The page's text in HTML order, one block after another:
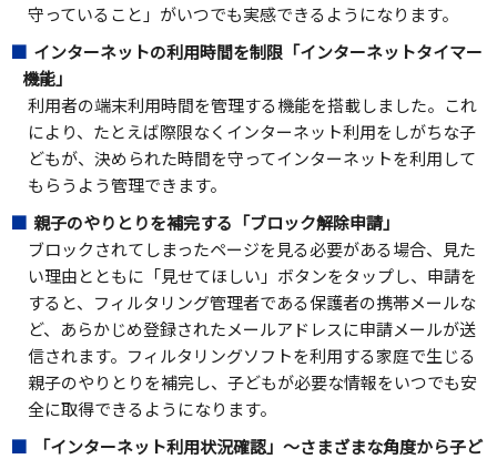
守っていること」がいつでも実感できるようになります。
インターネットの利用時間を制限「インターネットタイマー
機能」
利用者の端末利用時間を管理する機能を搭載しました。これ
により、たとえば際限なくインターネット利用をしがちな子
どもが、決められた時間を守ってインターネットを利用して
もらうよう管理できます。
親子のやりとりを補完する「ブロック解除申請」
ブロックされてしまったページを見る必要がある場合、見た
い理由とともに「見せてほしい」ボタンをタップし、申請を
すると、フィルタリング管理者である保護者の携帯メールな
ど、あらかじめ登録されたメールアドレスに申請メールが送
信されます。フィルタリングソフトを利用する家庭で生じる
親子のやりとりを補完し、子どもが必要な情報をいつでも安
全に取得できるようになります。
「インターネット利用状況確認」～さまざまな角度から子ど